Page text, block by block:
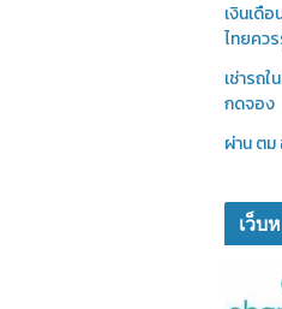
เงินเดื
ไทยคว
เช่ารถ
กดจอง
ผ่าน ตม
เว็บ